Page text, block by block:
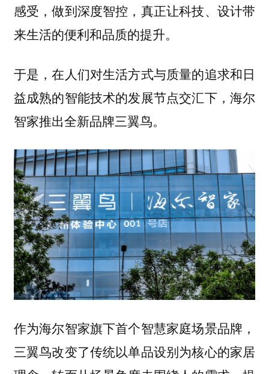
感受，做到深度智控，真正让科技、设计带
来生活的便利和品质的提升。
于是，在人们对生活方式与质量的追求和日
益成熟的智能技术的发展节点交汇下，海尔
智家推出全新品牌三翼鸟。
作为海尔智家旗下首个智慧家庭场景品牌，
三翼鸟改变了传统以单品设别为核心的家居